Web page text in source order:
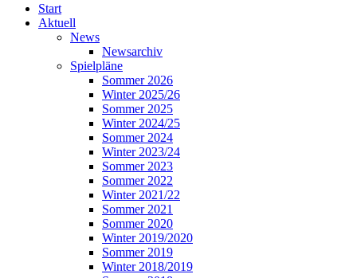
Start
Aktuell
News
Newsarchiv
Spielpläne
Sommer 2026
Winter 2025/26
Sommer 2025
Winter 2024/25
Sommer 2024
Winter 2023/24
Sommer 2023
Sommer 2022
Winter 2021/22
Sommer 2021
Sommer 2020
Winter 2019/2020
Sommer 2019
Winter 2018/2019